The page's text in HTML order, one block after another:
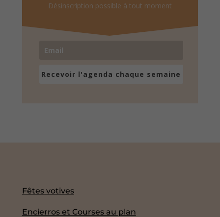
Désinscription possible à tout moment
Recevoir l'agenda chaque semaine
Fêtes votives
Encierros et Courses au plan